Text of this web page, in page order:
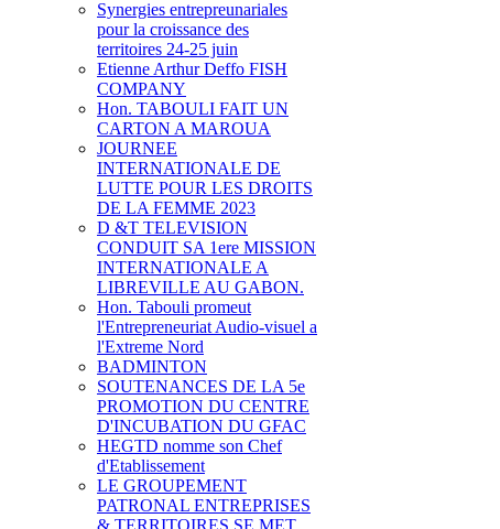
Synergies entrepreunariales
pour la croissance des
territoires 24-25 juin
Etienne Arthur Deffo FISH
COMPANY
Hon. TABOULI FAIT UN
CARTON A MAROUA
JOURNEE
INTERNATIONALE DE
LUTTE POUR LES DROITS
DE LA FEMME 2023
D &T TELEVISION
CONDUIT SA 1ere MISSION
INTERNATIONALE A
LIBREVILLE AU GABON.
Hon. Tabouli promeut
l'Entrepreneuriat Audio-visuel a
l'Extreme Nord
BADMINTON
SOUTENANCES DE LA 5e
PROMOTION DU CENTRE
D'INCUBATION DU GFAC
HEGTD nomme son Chef
d'Etablissement
LE GROUPEMENT
PATRONAL ENTREPRISES
& TERRITOIRES SE MET